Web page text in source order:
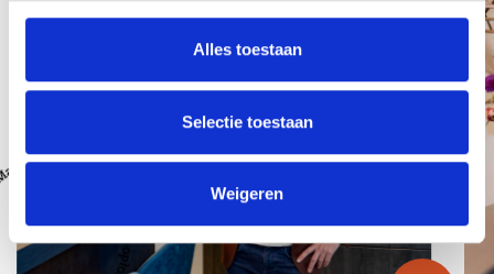
Alles toestaan
Selectie toestaan
Weigeren